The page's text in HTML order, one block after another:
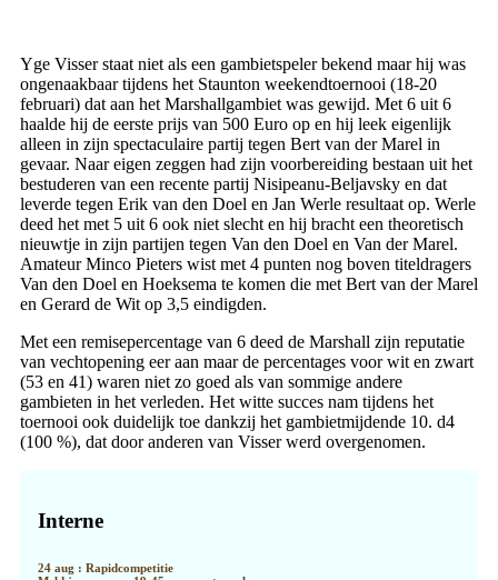
Yge Visser staat niet als een gambietspeler bekend maar hij was
ongenaakbaar tijdens het Staunton weekendtoernooi (18-20
februari) dat aan het Marshallgambiet was gewijd. Met 6 uit 6
haalde hij de eerste prijs van 500 Euro op en hij leek eigenlijk
alleen in zijn spectaculaire partij tegen Bert van der Marel in
gevaar. Naar eigen zeggen had zijn voorbereiding bestaan uit het
bestuderen van een recente partij Nisipeanu-Beljavsky en dat
leverde tegen Erik van den Doel en Jan Werle resultaat op. Werle
deed het met 5 uit 6 ook niet slecht en hij bracht een theoretisch
nieuwtje in zijn partijen tegen Van den Doel en Van der Marel.
Amateur Minco Pieters wist met 4 punten nog boven titeldragers
Van den Doel en Hoeksema te komen die met Bert van der Marel
en Gerard de Wit op 3,5 eindigden.
Met een remisepercentage van 6 deed de Marshall zijn reputatie
van vechtopening eer aan maar de percentages voor wit en zwart
(53 en 41) waren niet zo goed als van sommige andere
gambieten in het verleden. Het witte succes nam tijdens het
toernooi ook duidelijk toe dankzij het gambietmijdende 10. d4
(100 %), dat door anderen van Visser werd overgenomen.
Sidebar
Interne
24 aug : Rapidcompetitie